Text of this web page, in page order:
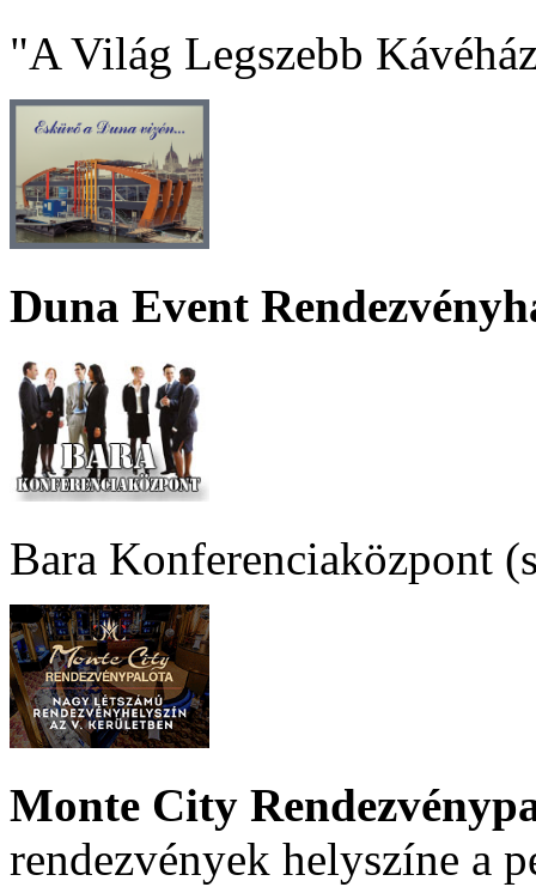
"A Világ Legszebb
Duna Event
Bara Konferenciaközpont
Monte City
rendezvények helyszíne a